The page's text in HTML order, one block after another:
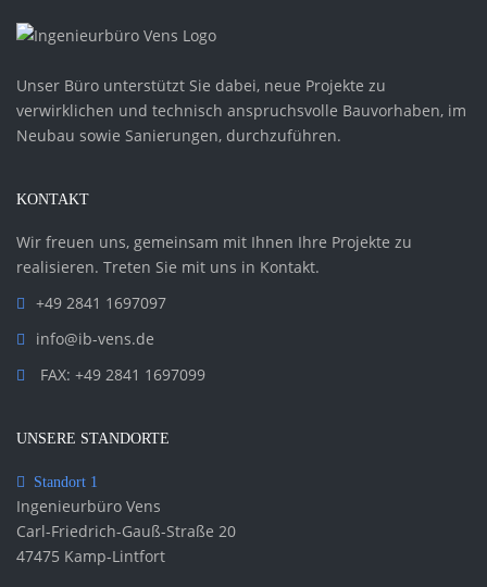
Unser Büro unterstützt Sie dabei, neue Projekte zu
verwirklichen und technisch anspruchsvolle Bauvorhaben, im
Neubau sowie Sanierungen, durchzuführen.
KONTAKT
Wir freuen uns, gemeinsam mit Ihnen Ihre Projekte zu
realisieren. Treten Sie mit uns in Kontakt.
+49 2841 1697097
info@ib-vens.de
FAX: +49 2841 1697099
UNSERE STANDORTE
Standort 1
Ingenieurbüro Vens
Carl-Friedrich-Gauß-Straße 20
47475 Kamp-Lintfort